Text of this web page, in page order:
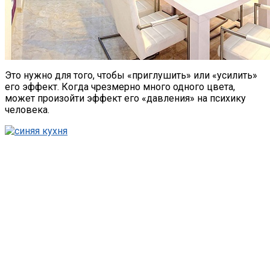
Это нужно для того, чтобы «приглушить» или «усилить»
его эффект. Когда чрезмерно много одного цвета,
может произойти эффект его «давления» на психику
человека.